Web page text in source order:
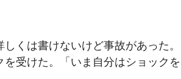
くは書けないけど事故があった。
受けた。「いま自分はショックを